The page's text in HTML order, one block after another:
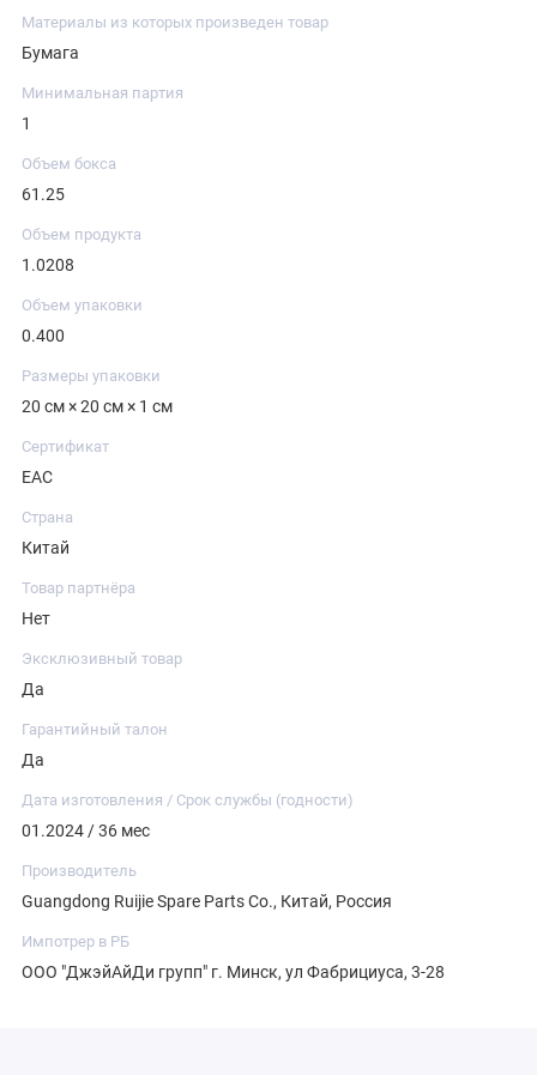
Материалы из которых произведен товар
Бумага
Минимальная партия
1
Объем бокса
61.25
Объем продукта
1.0208
Объем упаковки
0.400
Размеры упаковки
20 см × 20 см × 1 см
Сертификат
ЕАС
Страна
Китай
Товар партнёра
Нет
Эксклюзивный товар
Да
Гарантийный талон
Да
Дата изготовления / Срок службы (годности)
01.2024 / 36 мес
Производитель
Guangdong Ruijie Spare Parts Co., Китай, Россия
Импотрер в РБ
ООО "ДжэйАйДи групп" г. Минск, ул Фабрициуса, 3-28